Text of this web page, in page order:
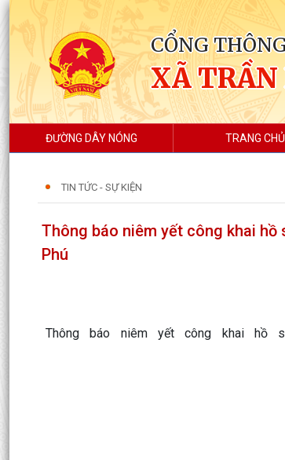
CỔNG
XÃ TRẦN
ĐƯỜNG DÂY NÓNG TRANG CHỦ
TIN TỨC - SỰ KIỆN
Thông báo niêm yết công khai hồ
Phú
Thông báo niêm yết công khai hồ